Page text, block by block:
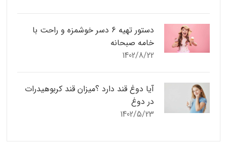
دستور تهیه 6 دسر خوشمزه و راحت با
خامه صبحانه
1402/8/22
آیا دوغ قند دارد ؟میزان قند کربوهیدرات
در دوغ
1402/5/23